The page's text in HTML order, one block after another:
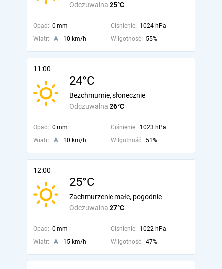
Odczuwalna 25°C
Opad: 0 mm Ciśnienie: 1024 hPa
Wiatr:
10 km/h Wilgotność: 55%
11:00
24°C
Odczuwalna 26°C
Bezchmurnie, słonecznie
Opad: 0 mm Ciśnienie: 1023 hPa
Wiatr:
10 km/h Wilgotność: 51%
12:00
25°C
Odczuwalna 27°C
Zachmurzenie małe, pogodnie
Opad: 0 mm Ciśnienie: 1022 hPa
Wiatr:
15 km/h Wilgotność: 47%